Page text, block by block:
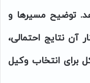
توضیح مسیرها و
آن نتایج احتمالی،
برای انتخاب وکیل